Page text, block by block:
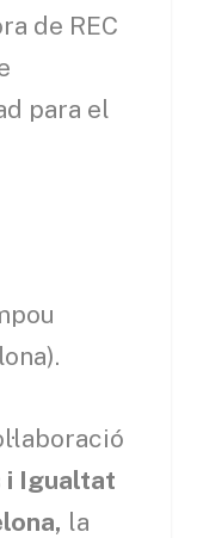
de REC
para el
i Igualtat
la